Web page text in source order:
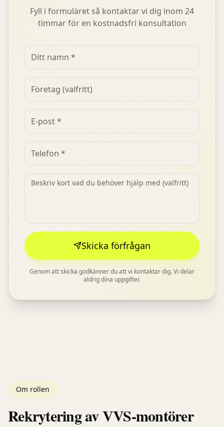
Fyll i formuläret så kontaktar vi dig inom 24
timmar för en kostnadsfri konsultation
Skicka förfrågan
Genom att skicka godkänner du att vi kontaktar dig. Vi delar
aldrig dina uppgifter.
Om rollen
Rekrytering avVVS-montörer